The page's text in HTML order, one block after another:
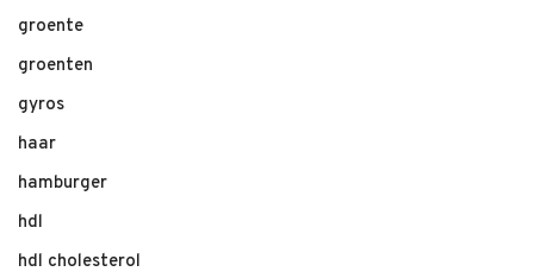
groente
groenten
gyros
haar
hamburger
hdl
hdl cholesterol